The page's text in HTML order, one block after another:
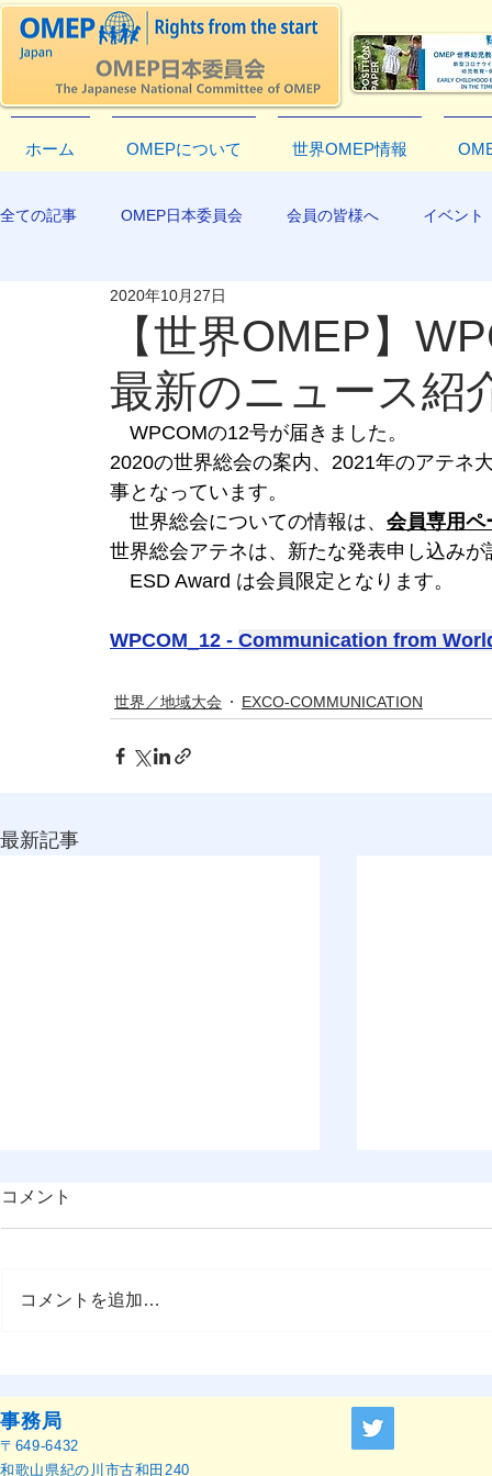
ホーム OMEPについて 世界OMEP情報
全ての記事 OMEP日本委員会 会員の皆様へ イベント
EXCO-COMMUNICATION
【世界OMEP】
最新のニュース
2020年10月27日
WPCOMの12号が届きました。
2020の世界総会の案内、2021年のアテネ
事となっています。
世界総会についての情報は、 会員専用ペ
世界総会アテネは、新たな発表申し込み
ESD Award は会員限定となります。
WPCOM_12 - Communication from
世界／地域大会 EXCO-COMMUNICATION
最新記事
本語訳）
開催（
日 ポーラ
コメント
コメントを追加…
事務局
〒649-6432
和歌山県紀の川市古和田240